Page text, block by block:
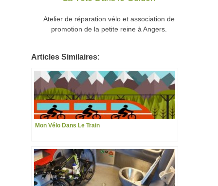
Atelier de réparation vélo et association de
promotion de la petite reine à Angers.
Articles Similaires:
Mon Vélo Dans Le Train